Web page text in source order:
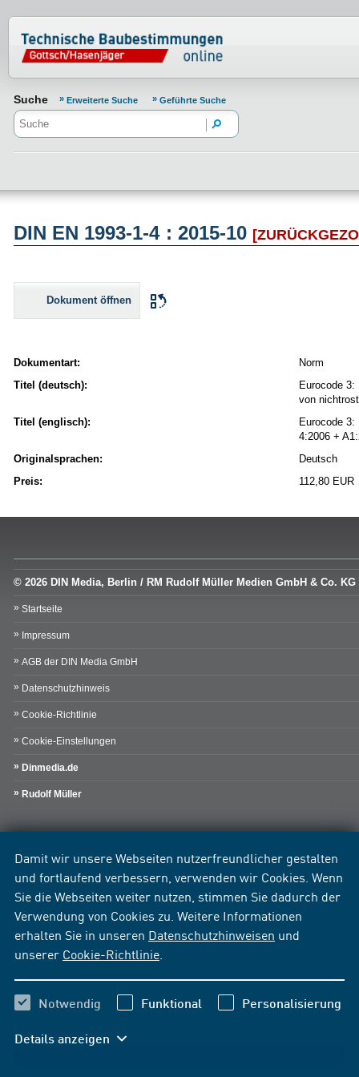
Damit wir unsere Webseiten nutzerfreundlicher gestalten
und fortlaufend verbessern, verwenden wir Cookies. Wenn
Sie die Webseiten weiter nutzen, stimmen Sie dadurch der
Verwendung von Cookies zu. Weitere Informationen
erhalten Sie in unseren Datenschutzhinweisen und
unserer Cookie-Richtlinie
Notwendig Funktional Personalisierung
Details anzeigen
Normenportal Barrierefreiheit
Suche Erweiterte Suche Geführte Suche
DIN EN 1993-1-4 : 2015-10
Dokument öffnen
Dokumentart:
Norm
Titel (deutsch):
Eurocode
von
Titel (englisch):
Eurocode
4:2006 +
Originalsprachen:
Deutsch
Preis:
112,80 EUR
© 2026 DIN Media, Berlin / RM Rudolf Müller Medien GmbH & Co. KG
Startseite
Impressum
AGB der DIN Media GmbH
Datenschutzhinweis
Cookie-Richtlinie
Cookie-Einstellungen
Dinmedia.de
Rudolf Müller